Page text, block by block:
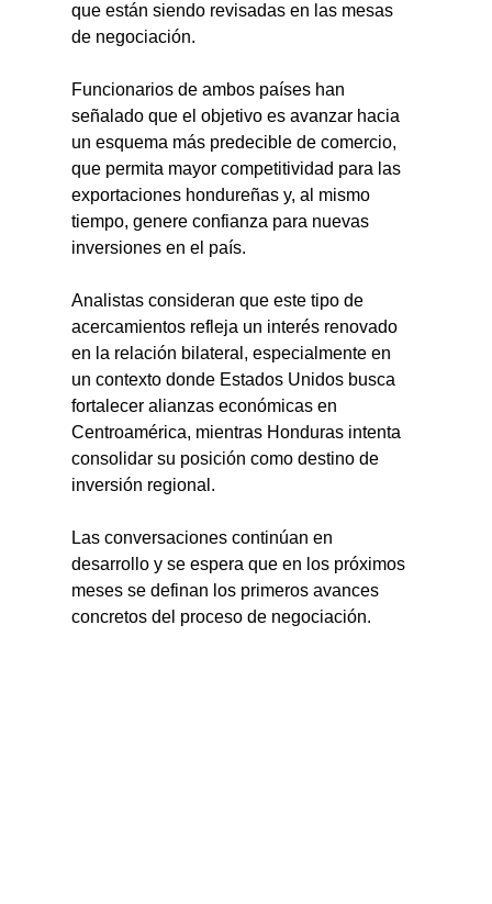
que están siendo revisadas en las mesas
de negociación.
Funcionarios de ambos países han
señalado que el objetivo es avanzar hacia
un esquema más predecible de comercio,
que permita mayor competitividad para las
exportaciones hondureñas y, al mismo
tiempo, genere confianza para nuevas
inversiones en el país.
Analistas consideran que este tipo de
acercamientos refleja un interés renovado
en la relación bilateral, especialmente en
un contexto donde Estados Unidos busca
fortalecer alianzas económicas en
Centroamérica, mientras Honduras intenta
consolidar su posición como destino de
inversión regional.
Las conversaciones continúan en
desarrollo y se espera que en los próximos
meses se definan los primeros avances
concretos del proceso de negociación.